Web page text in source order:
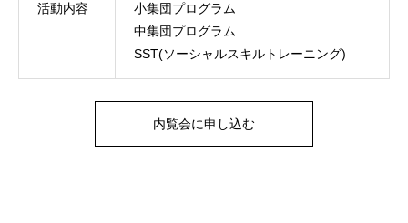
活動内容
小集団プログラム
中集団プログラム
SST(ソーシャルスキルトレーニング)
内覧会に申し込む